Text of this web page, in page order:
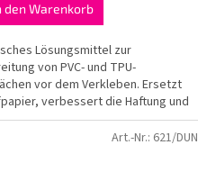
den Warenkorb
Lösungsmittel zur
von PVC- und TPU-
vor dem Verkleben. Ersetzt
verbessert die Haftung und
mit einem Tuch aufzutragen.
Art.-Nr.: 621/DUN